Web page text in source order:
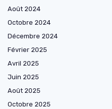
Août 2024
Octobre 2024
Décembre 2024
Février 2025
Avril 2025
Juin 2025
Août 2025
Octobre 2025